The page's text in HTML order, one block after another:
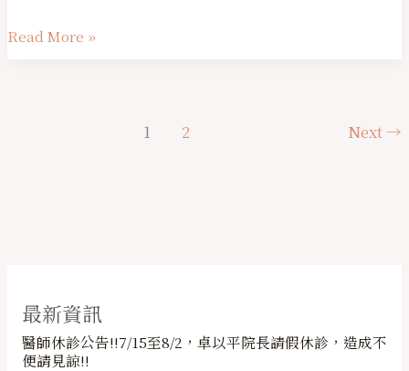
Read More »
1 2 Next→
最新資訊
醫師休診公告!!7/15至8/2，卓以平院長請假休診，造成不
便請見諒!!